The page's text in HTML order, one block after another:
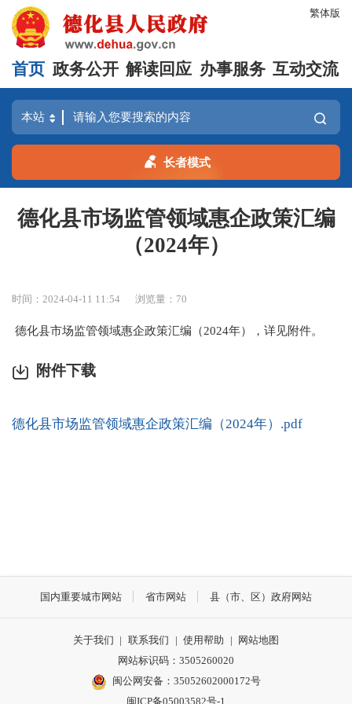
繁体版
首页 政务公开 解读回应 办事服务 互动交流
长者模式
德化县市场监管领域惠企政策汇编
（2024年）
时间：2024-04-11 11:54 浏览量： 70
德化县市场监管领域惠企政策汇编（2024年），详见附件。
附件下载
德化县市场监管领域惠企政策汇编（2024年）.pdf
国内重要城市网站 省市网站 县（市、区）政府网站
关于我们 | 联系我们 | 使用帮助 |
网站地图
网站标识码：3505260020
闽公网安备：35052602000172号
闽ICP备05003582号-1